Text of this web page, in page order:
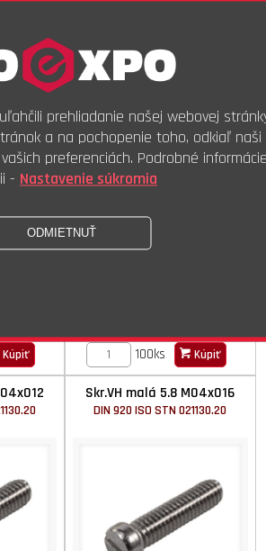
Kúpiť
DIN 920 ISO STN 021130.20
100ks
Kúpiť
Skr.VH malá 5.8 M04x016
DIN 920 ISO STN 021130.20
prehliadanie našej webovej
a na pochopenie toho, odkiaľ naši
preferenciách. Podrobné
- Nastavenie súkromia